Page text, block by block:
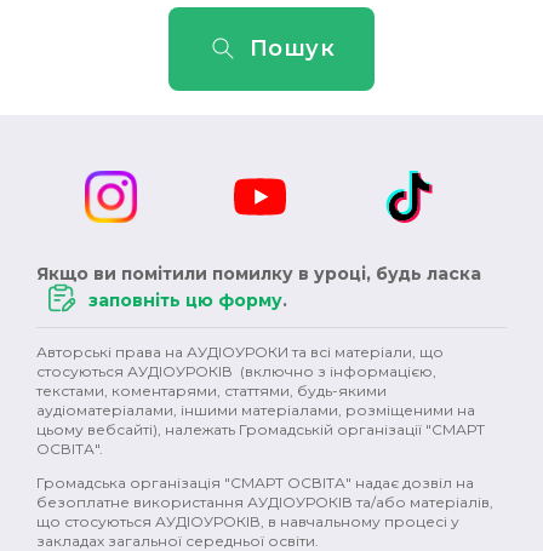
Пошук
Якщо ви помітили помилку в уроці, будь ласка
заповніть цю форму.
Авторські права на АУДІОУРОКИ та всі матеріали, що
стосуються АУДІОУРОКІВ (включно з інформацією,
текстами, коментарями, статтями, будь-якими
аудіоматеріалами, іншими матеріалами, розміщеними на
цьому вебсайті), належать Громадській організації "СМАРТ
ОСВІТА".
Громадська організація "СМАРТ ОСВІТА" надає дозвіл на
безоплатне використання АУДІОУРОКІВ та/або матеріалів,
що стосуються АУДІОУРОКІВ, в навчальному процесі у
закладах загальної середньої освіти.